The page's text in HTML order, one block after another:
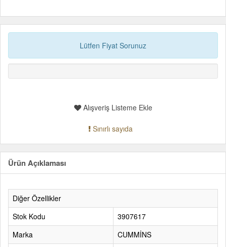
Lütfen Fiyat Sorunuz
Alışveriş Listeme Ekle
Sınırlı sayıda
Ürün Açıklaması
Diğer Özellikler
Stok Kodu
3907617
Marka
CUMMİNS